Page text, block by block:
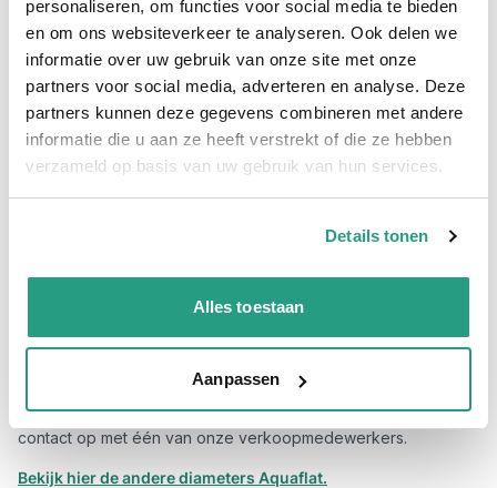
personaliseren, om functies voor social media te bieden
en om ons websiteverkeer te analyseren. Ook delen we
informatie over uw gebruik van onze site met onze
partners voor social media, adverteren en analyse. Deze
partners kunnen deze gegevens combineren met andere
informatie die u aan ze heeft verstrekt of die ze hebben
verzameld op basis van uw gebruik van hun services.
Details tonen
Alles toestaan
Aanpassen
125mm. De Aquaflat-M PVC slang wordt ook wel een PVC
brandweerslang of klokpompslang genoemd. De
klokpompslang Aquaflat plat oprolbaar 125mm - lengte 25
meter wordt veelvuldig gebruikt als aanvoer / afvoerslang van
water (tot +55ºC).
Toepassingen Aquaflat plat oprolbaar 125mm - lengte 25
meter
De Blauwe plat oprolbare slang 125mm is zeer geschikt voor
gebruik als afvoerslang en persslang tot middelmatige druk (5
bar maximaal). Let op: de werkdruk daalt wanneer de
binnendiameter groter wordt, vragen hierover? Neem dan
contact op met één van onze verkoopmedewerkers.
Bekijk hier de andere diameters Aquaflat.